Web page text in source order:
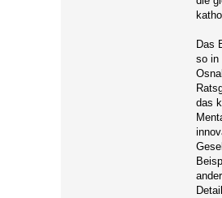
Das
so in
das